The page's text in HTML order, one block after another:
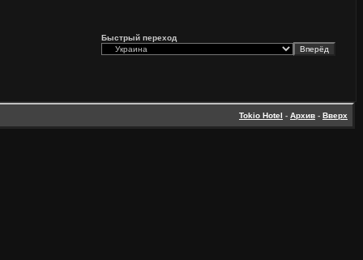
Быстрый переход
Tokio Hotel - Архив - Вверх